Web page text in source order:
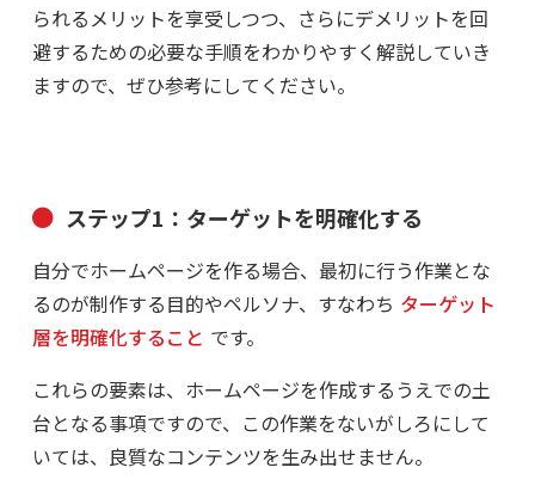
られるメリットを享受しつつ、さらにデメリットを回
避するための必要な手順をわかりやすく解説していき
ますので、ぜひ参考にしてください。
ステップ1：ターゲットを明確化する
自分でホームページを作る場合、最初に行う作業とな
るのが制作する目的やペルソナ、すなわち ターゲット
層を明確化すること です。
これらの要素は、ホームページを作成するうえでの土
台となる事項ですので、この作業をないがしろにして
いては、良質なコンテンツを生み出せません。